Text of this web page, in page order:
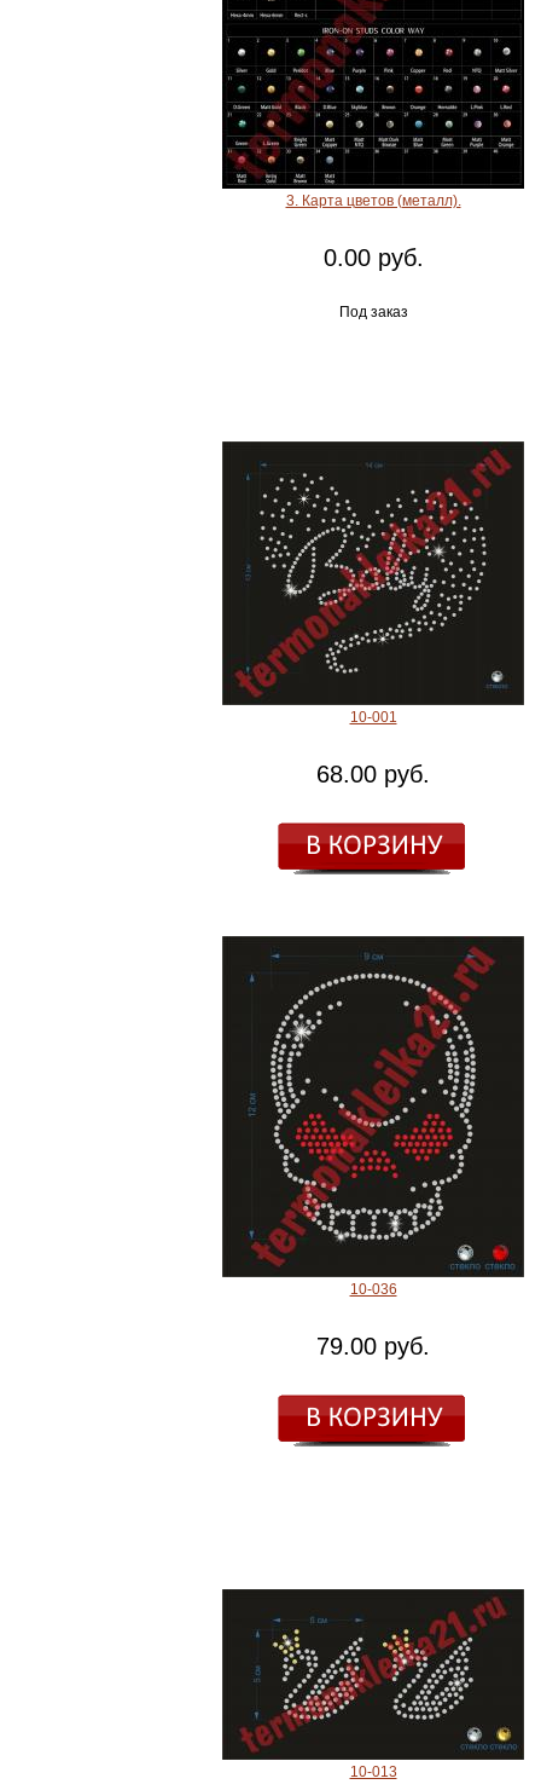
3. Карта цветов (металл).
0.00 руб.
Под заказ
10-001
68.00 руб.
10-036
79.00 руб.
10-013